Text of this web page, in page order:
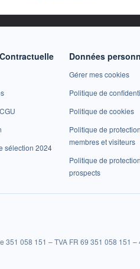
sélection 2024
Données
Gérer mes cookies
Politique de
Politique de cookies
Politique de
membres et visiteurs
Politique de
prospects
058 151 – TVA FR 69 351 058 151